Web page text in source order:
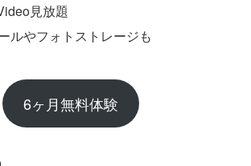
見放題
ルやフォトストレージも
6ヶ月無料体験